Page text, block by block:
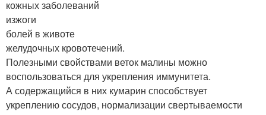
кожных заболеваний
изжоги
болей в животе
желудочных кровотечений.
Полезными свойствами веток малины можно
воспользоваться для укрепления иммунитета.
А содержащийся в них кумарин способствует
укреплению сосудов, нормализации свертываемости